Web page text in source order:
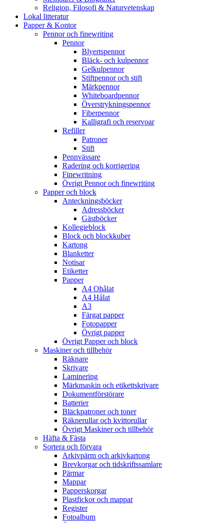
Religion, Filosofi & Naturvetenskap
Lokal litteratur
Papper & Kontor
Pennor och finewriting
Pennor
Blyertspennor
Bläck- och kulpennor
Gelkulpennor
Stiftpennor och stift
Märkpennor
Whiteboardpennor
Överstrykningspennor
Fiberpennor
Kalligrafi och reservoar
Refiller
Patroner
Stift
Pennvässare
Radering och korrigering
Finewritning
Övrigt Pennor och finewriting
Papper och block
Anteckningsböcker
Adressböcker
Gästböcker
Kollegieblock
Block och blockkuber
Kartong
Blanketter
Notisar
Etiketter
Papper
A4 Ohålat
A4 Hålat
A3
Färgat papper
Fotopapper
Övrigt papper
Övrigt Papper och block
Maskiner och tillbehör
Räknare
Skrivare
Laminering
Märkmaskin och etikettskrivare
Dokumentförstörare
Batterier
Bläckpatroner och toner
Räknerullar och kvittorullar
Övrigt Maskiner och tillbehör
Häfta & Fästa
Sortera och förvara
Arkivpärm och arkivkartong
Brevkorgar och tidskriftssamlare
Pärmar
Mappar
Papperskorgar
Plastfickor och mappar
Register
Fotoalbum